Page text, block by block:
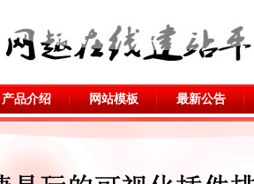
产品介绍 网站模板 最新公告